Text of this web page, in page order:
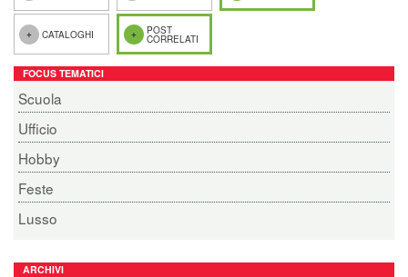
CATALOGHI POST
CORRELATI
FOCUS TEMATICI
Scuola
Ufficio
Hobby
Feste
Lusso
ARCHIVI